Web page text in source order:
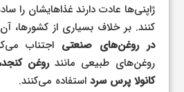
ژاپنی‌ها عادت دارند غذاهایشان را
کنند. بر خلاف بسیاری از کشورها،
در روغن‌های صنعتی اجتناب
روغن‌های طبیعی مانندروغن
کانولا پرس سرد استفاده می‌کنند.